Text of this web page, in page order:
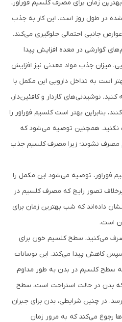
زمان برای مصرف کلسیم فوراور،
در طول روز است. این کار به جذب
جانبی احتمالی جلوگیری می‌کند.
گوارشی در معده افزایش پیدا
میزان جذب مواد معدنی نیز افزایش
است به تداخل دارویی این مکمل با
نوشیدنی‌های گازدار و کافئین‌دار،
بنابراین بهتر است کلسیم فوراور را
نکنید. همچنین توصیه می‌شود که
نشوند؛ زیرا مصرف کلسیم جذب
فوراور، توصیه می‌شود این مکمل را
تصور رایج که مصرف کلسیم در
داده‌اند که شب بهترین زمان برای
است.
می‌کنید، سطح کلسیم خون برای
کاهش پیدا می‌کند. این نوسانات
سطح کلسیم در بدن به طور مداوم
که بدن در حالت استراحت است، سطح
در چنین شرایطی، بدن برای جبران
رجوع می‌کند که به مرور زمان